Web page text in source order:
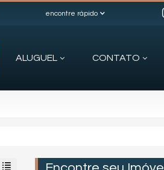
encontre rápido
ALUGUEL CONTATO